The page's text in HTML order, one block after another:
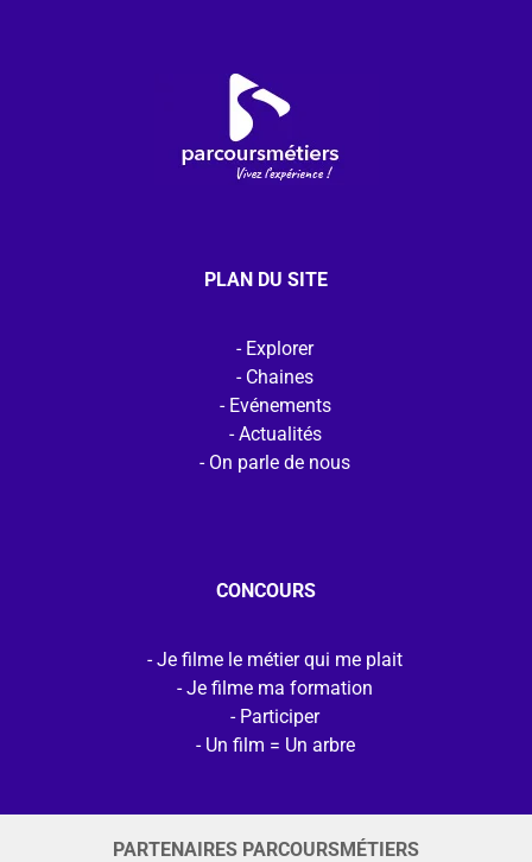
PLAN DU SITE
Explorer
Chaines
Evénements
Actualités
On parle de nous
CONCOURS
Je filme le métier qui me plait
Je filme ma formation
Participer
Un film = Un arbre
PARTENAIRES PARCOURSMÉTIERS